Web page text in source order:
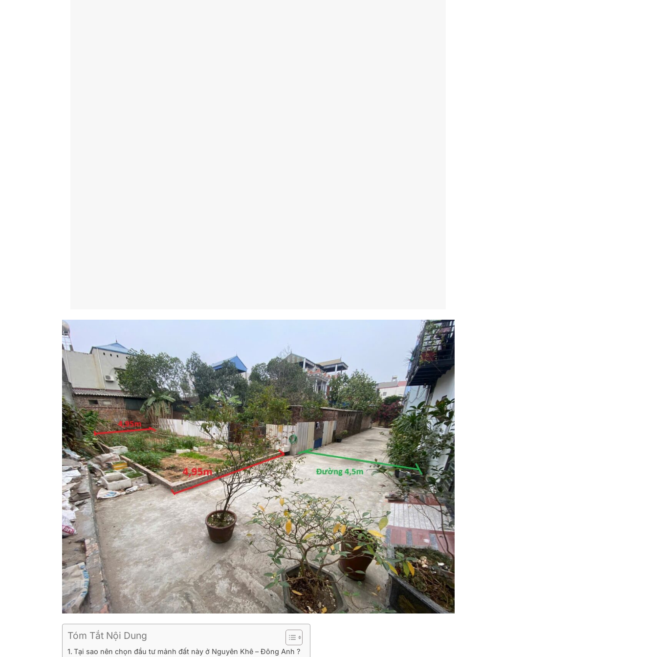
Tóm Tắt Nội Dung
Tại sao nên chọn đầu tư mảnh đất này ở Nguyên Khê – Đông Anh ?